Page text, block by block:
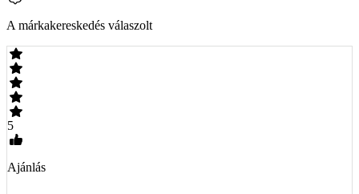
A márkakereskedés válaszolt
5
Ajánlás